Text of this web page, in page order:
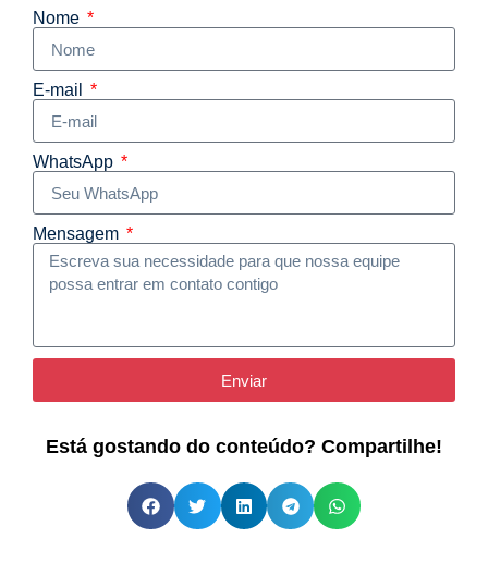
Nome
E-mail
WhatsApp
Mensagem
Enviar
Está gostando do conteúdo? Compartilhe!